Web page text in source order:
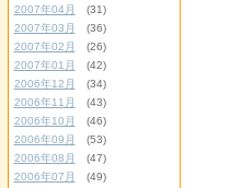
2007年04月
(31)
2007年03月
(36)
2007年02月
(26)
2007年01月
(42)
2006年12月
(34)
2006年11月
(43)
2006年10月
(46)
2006年09月
(53)
2006年08月
(47)
2006年07月
(49)